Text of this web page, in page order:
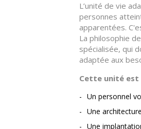
L’unité de vie
personnes
apparentées.
La philosophie
spécialisée, qui
adaptée aux
Cette unité est
Un personnel
Une
Une